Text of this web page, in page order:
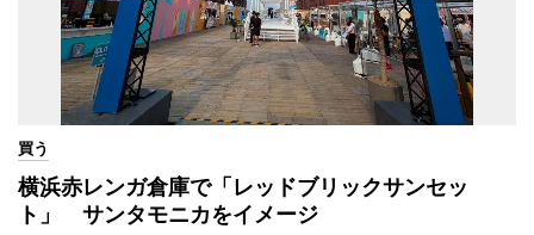
買う
横浜赤レンガ倉庫で「レッドブリックサンセッ
ト」 サンタモニカをイメージ